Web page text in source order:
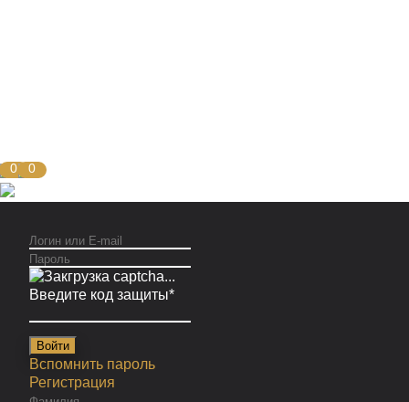
0 0
Введите код защиты*
Войти
Вспомнить пароль
Регистрация